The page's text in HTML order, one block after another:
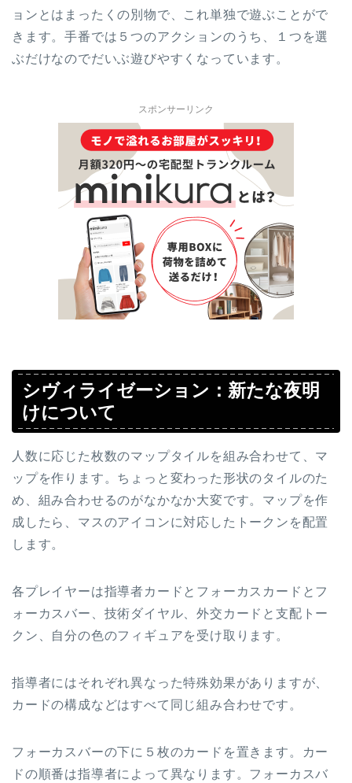
ョンとはまったくの別物で、これ単独で遊ぶことがで
きます。手番では５つのアクションのうち、１つを選
ぶだけなのでだいぶ遊びやすくなっています。
スポンサーリンク
シヴィライゼーション：新たな夜明
けについて
人数に応じた枚数のマップタイルを組み合わせて、マ
ップを作ります。ちょっと変わった形状のタイルのた
め、組み合わせるのがなかなか大変です。マップを作
成したら、マスのアイコンに対応したトークンを配置
します。
各プレイヤーは指導者カードとフォーカスカードとフ
ォーカスバー、技術ダイヤル、外交カードと支配トー
クン、自分の色のフィギュアを受け取ります。
指導者にはそれぞれ異なった特殊効果がありますが、
カードの構成などはすべて同じ組み合わせです。
フォーカスバーの下に５枚のカードを置きます。カー
ドの順番は指導者によって異なります。フォーカスバ